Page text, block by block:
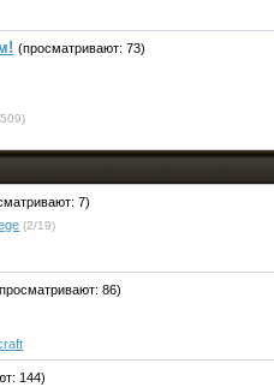
(просматривают: 73)
7)
(2/19)
86)
144)